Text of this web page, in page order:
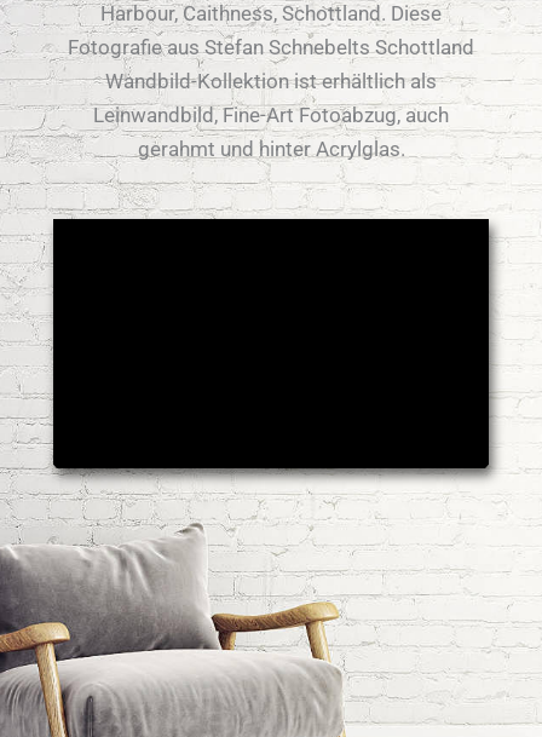
Harbour, Caithness, Schottland. Diese
Fotografie aus Stefan Schnebelts Schottland
Wandbild-Kollektion ist erhältlich als
Leinwandbild, Fine-Art Fotoabzug, auch
gerahmt und hinter Acrylglas.